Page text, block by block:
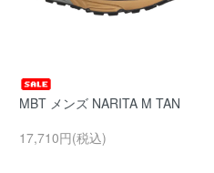
MBT メンズ NARITA M TAN
17,710円(税込)